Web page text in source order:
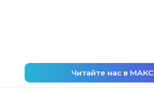
Читайте нас в МАКС